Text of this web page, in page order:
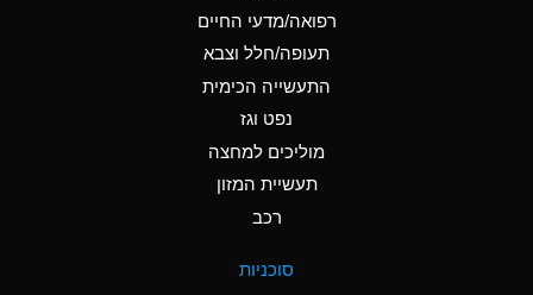
Ammonium Hydroxide
A
Ammonium Nitrate
Ammonium Nitrite
Ammonium Persulfate
רפואה/מדעי החיים
תעופה/חלל וצבא
התעשייה הכימית
נפט וגז
מוליכים למחצה
תעשיית המזון
רכב
סוכניות